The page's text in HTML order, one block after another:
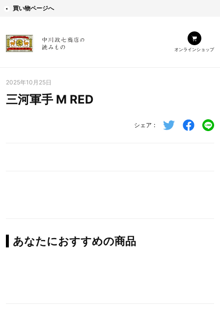
買い物ページへ
オンラインショップ
2025年10月25日
三河軍手 M RED
シェア
あなたにおすすめの商品